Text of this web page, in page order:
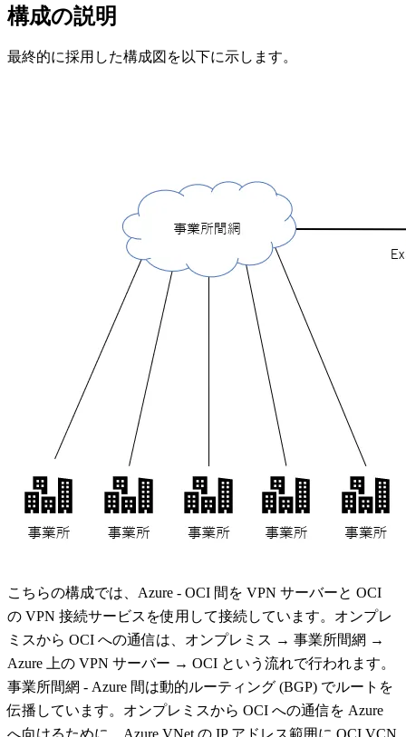
構成の説明
最終的に採用した構成図を以下に示します。
こちらの構成では、Azure - OCI 間を VPN サーバーと OCI
の VPN 接続サービスを使用して接続しています。オンプレ
ミスから OCI への通信は、オンプレミス → 事業所間網 →
Azure 上の VPN サーバー → OCI という流れで行われます。
事業所間網 - Azure 間は動的ルーティング (BGP) でルートを
伝播しています。オンプレミスから OCI への通信を Azure
へ向けるために、Azure VNet の IP アドレス範囲に OCI VCN